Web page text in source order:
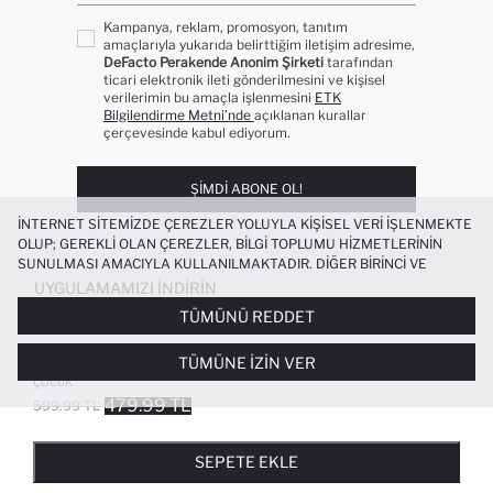
%100 PAMUKLU REGULAR FIT DESENLI
BELI LASTIKLI PIJAMA TAKIMI ERKEK
ÇOCUK
599.99 TL 479.99 TL
SEPETE EKLE
Kampanya, reklam, promosyon, tanıtım
amaçlarıyla yukarıda belirttiğim iletişim adresime,
DeFacto Perakende Anonim Şirketi tarafından
ticari elektronik ileti gönderilmesini ve kişisel
verilerimin bu amaçla işlenmesini ETK
Bilgilendirme Metni’nde açıklanan kurallar
çerçevesinde kabul ediyorum.
ŞIMDI ABONE OL!
UYGULAMAMIZI İNDIRIN
POPÜLER KATEGORILER
KADIN BEYAZ TIŞÖRT
İNTERNET SITEMIZDE ÇEREZLER YOLUYLA KIŞISEL VERI IŞLENMEKTE
OLUP; GEREKLI OLAN ÇEREZLER, BILGI TOPLUMU HIZMETLERININ
SUNULMASI AMACIYLA KULLANILMAKTADIR. DIĞER BIRINCI VE
ÜÇÜNCÜ TARAF ÇEREZLER ISE SIZE DAHA IYI BIR ALIŞVERIŞ
DENEYIMI SUNULABILMESI, SITEMIZIN DAHA IŞLEVSEL KILINMASI VE
KIŞISELLEŞTIRMESI VE AÇIK RIZA VERMENIZ HALINDE, SIZLERE
YÖNELIK PAZARLAMA FAALIYETLERININ YAPILMASI AMAÇLARIYLA
SINIRLI OLARAK KULLANILACAKTIR. ÇEREZLERE DAIR TERCIHLERINIZI
ÇEREZ TERCIHLERIPANELI ARACILIĞIYLA HER ZAMAN YÖNETEBILIR,
ÇEREZLERLE ILGILI DAHA DETAYLI BILGIYE
TÜMÜNÜ REDDET
TÜMÜNE İZIN VER